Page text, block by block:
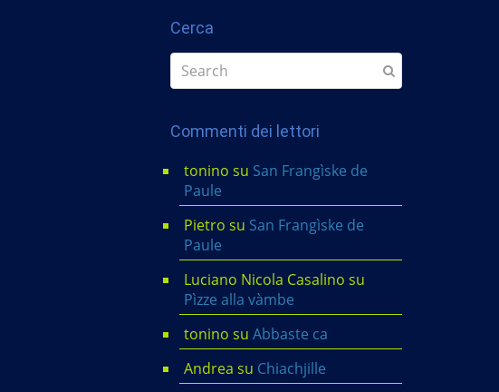
Cerca
Commenti dei lettori
tonino su San Frangìske de
Paule
Pietro su San Frangìske de
Paule
Luciano Nicola Casalino su
Pìzze alla vàmbe
tonino su Abbaste ca
Andrea su Chiachjille